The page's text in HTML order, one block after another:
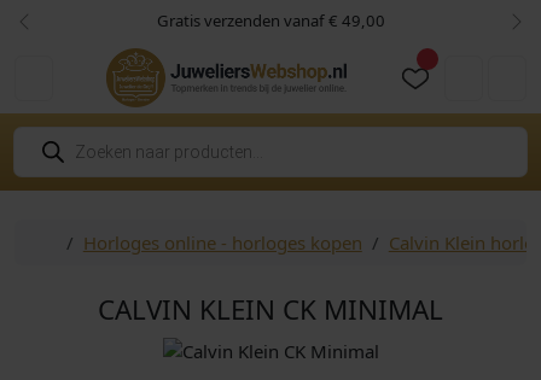
Skip to content
Skip to footer Gratis verzenden vanaf € 49,00
Vorige
P
o
d
HomeHorloges online - horloges kopen Calvin Klein
CALVIN KLEIN CK MINIMAL